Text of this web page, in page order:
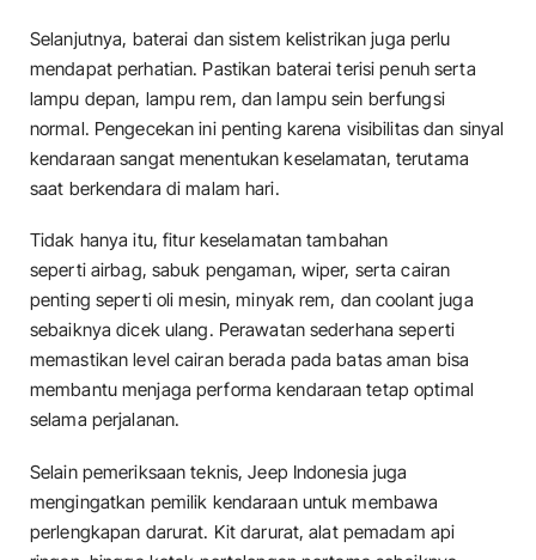
Selanjutnya, baterai dan sistem kelistrikan juga perlu
mendapat perhatian. Pastikan baterai terisi penuh serta
lampu depan, lampu rem, dan lampu sein berfungsi
normal. Pengecekan ini penting karena visibilitas dan sinyal
kendaraan sangat menentukan keselamatan, terutama
saat berkendara di malam hari.
Tidak hanya itu, fitur keselamatan tambahan
seperti airbag, sabuk pengaman, wiper, serta cairan
penting seperti oli mesin, minyak rem, dan coolant juga
sebaiknya dicek ulang. Perawatan sederhana seperti
memastikan level cairan berada pada batas aman bisa
membantu menjaga performa kendaraan tetap optimal
selama perjalanan.
Selain pemeriksaan teknis, Jeep Indonesia juga
mengingatkan pemilik kendaraan untuk membawa
perlengkapan darurat. Kit darurat, alat pemadam api